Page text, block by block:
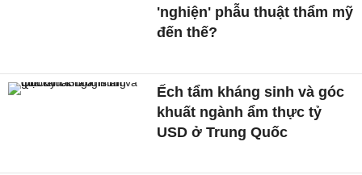
'nghiện' phẫu thuật thẩm mỹ
đến thế?
Ếch tẩm kháng sinh và góc
khuất ngành ẩm thực tỷ
USD ở Trung Quốc